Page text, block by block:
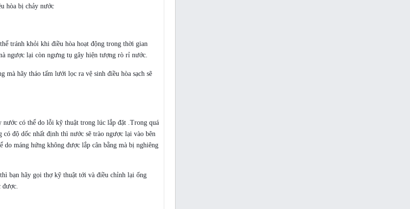
hòa bị chảy nước
tránh khỏi khi điều hòa hoạt động trong thời gian
ngược lại còn ngưng tụ gây hiện tượng rò rỉ nước.
mà hãy tháo tấm lưới lọc ra vệ sinh điều hòa sạch sẽ
nước có thể do lỗi kỹ thuật trong lúc lắp đặt .Trong quá
độ dốc nhất định thì nước sẽ trào ngược lại vào bên
máng hứng không được lắp cân bằng mà bị nghiêng
bạn hãy gọi thợ kỹ thuật tới và điều chỉnh lại ống